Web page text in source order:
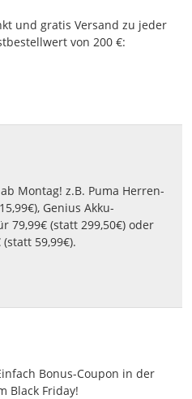
und gratis Versand zu jeder
von 200 €:
Montag! z.B. Puma Herren-
Genius Akku-
79,99€ (statt 299,50€) oder
59,99€).
Bonus-Coupon in der
Black Friday!